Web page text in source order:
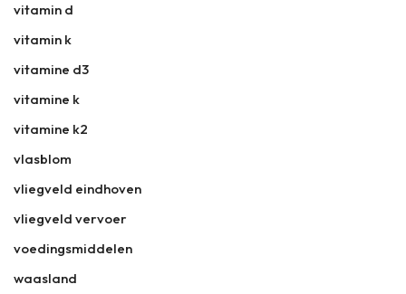
vitamin d
vitamin k
vitamine d3
vitamine k
vitamine k2
vlasblom
vliegveld eindhoven
vliegveld vervoer
voedingsmiddelen
waasland